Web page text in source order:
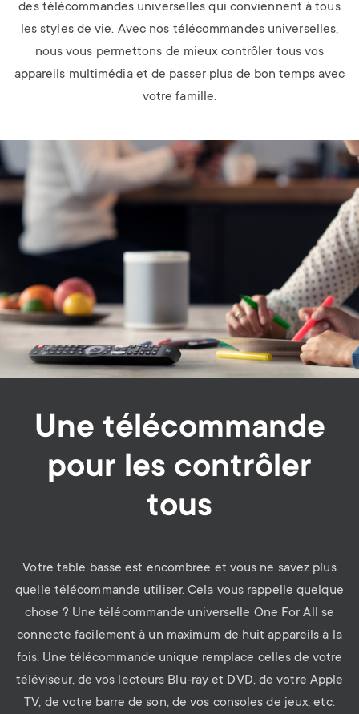
des télécommandes universelles qui conviennent à tous
les styles de vie. Avec nos télécommandes universelles,
nous vous permettons de mieux contrôler tous vos
appareils multimédia et de passer plus de bon temps avec
votre famille.
Image
Une télécommande
pour les contrôler
tous
Votre table basse est encombrée et vous ne savez plus
quelle télécommande utiliser. Cela vous rappelle quelque
chose ? Une télécommande universelle One For All se
connecte facilement à un maximum de huit appareils à la
fois. Une télécommande unique remplace celles de votre
téléviseur, de vos lecteurs Blu-ray et DVD, de votre Apple
TV, de votre barre de son, de vos consoles de jeux, etc.